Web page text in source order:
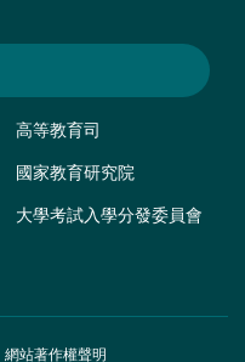
高等教育司
國家教育研究院
大學考試入學分發委員會
網站著作權聲明